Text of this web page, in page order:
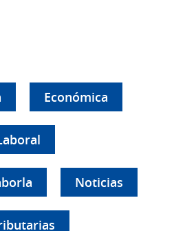
Económica
Noticias